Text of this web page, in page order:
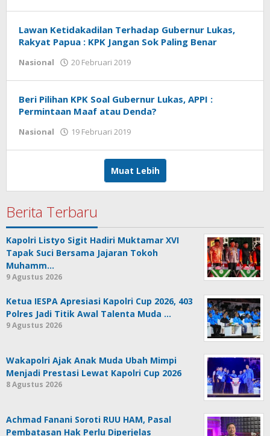
Lawan Ketidakadilan Terhadap Gubernur Lukas,
Rakyat Papua : KPK Jangan Sok Paling Benar
Nasional 20 Februari 2019
Beri Pilihan KPK Soal Gubernur Lukas, APPI :
Permintaan Maaf atau Denda?
Nasional 19 Februari 2019
Muat Lebih
Berita Terbaru
Kapolri Listyo Sigit Hadiri Muktamar XVI
Tapak Suci Bersama Jajaran Tokoh
Muhamm…
9 Agustus 2026
Ketua IESPA Apresiasi Kapolri Cup 2026, 403
Polres Jadi Titik Awal Talenta Muda …
9 Agustus 2026
Wakapolri Ajak Anak Muda Ubah Mimpi
Menjadi Prestasi Lewat Kapolri Cup 2026
8 Agustus 2026
Achmad Fanani Soroti RUU HAM, Pasal
Pembatasan Hak Perlu Diperjelas